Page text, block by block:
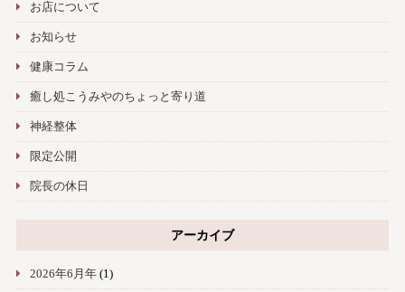
お店について
お知らせ
健康コラム
癒し処こうみやのちょっと寄り道
神経整体
限定公開
院長の休日
アーカイブ
2026年6月年(1)